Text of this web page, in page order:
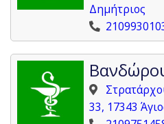
Δημήτριος
33, 17343